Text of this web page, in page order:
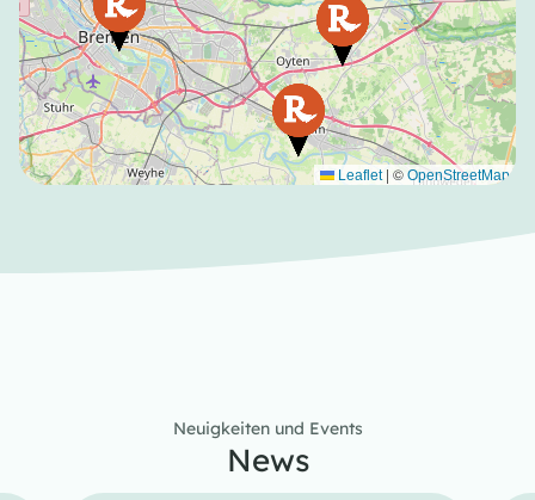
Leaflet | © OpenStreetMap
Neuigkeiten und Events
News